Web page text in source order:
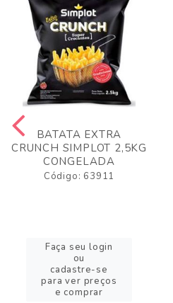
BATATA EXTRA
CRUNCH SIMPLOT 2,5KG
CONGELADA
Código: 63911
Faça seu login
ou
cadastre-se
para ver preços
e comprar